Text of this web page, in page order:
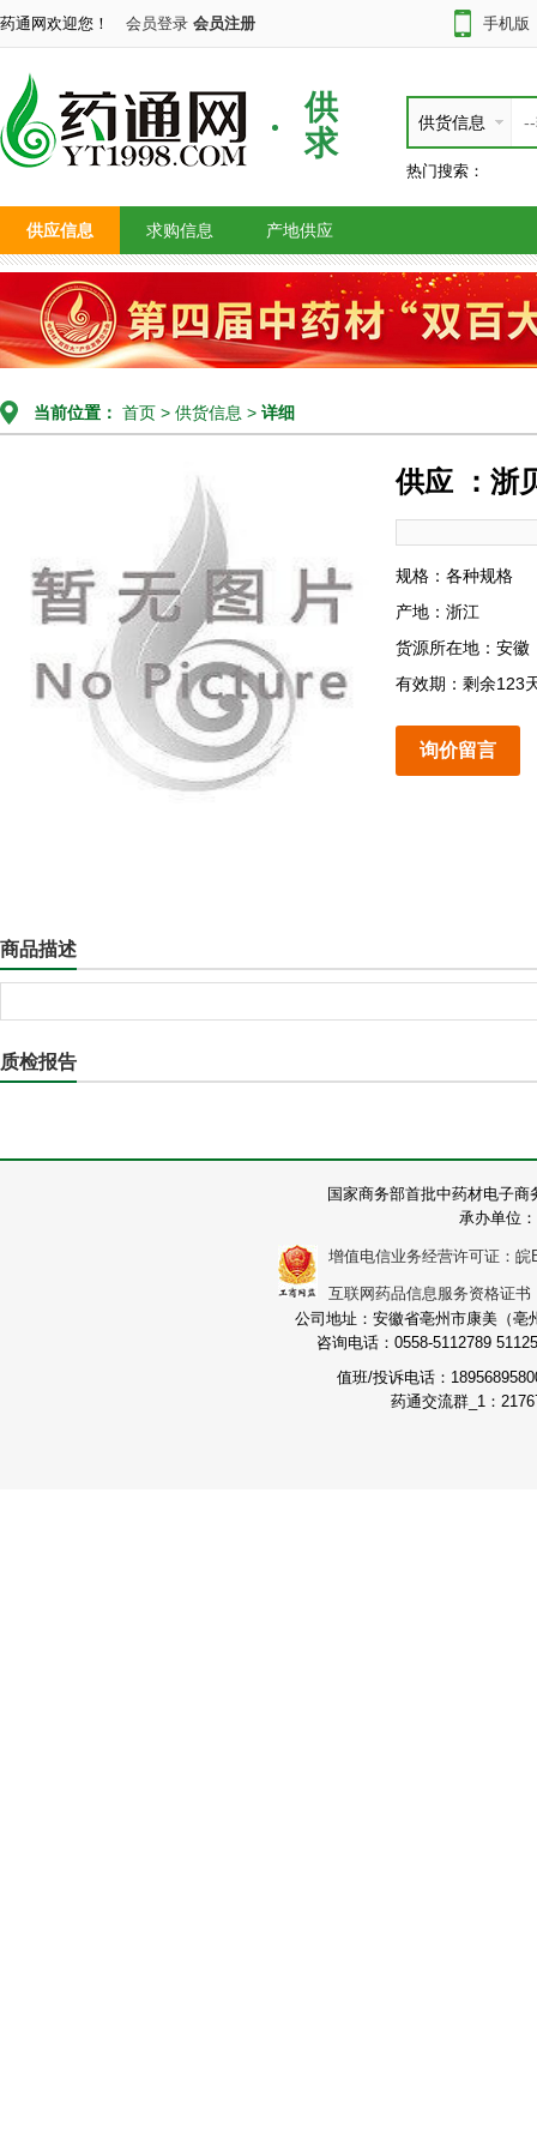
药通网欢迎您！ 会员登录 会员注册 手机版
供
求
供货信息
热门搜索：
供应信息 求购信息 产地供应
当前位置： 首页 > 供货信息 > 详细
供应 ：浙
规格：各种规格
产地：浙江
货源所在地：安徽
有效期：剩余123
询价留言
商品描述
质检报告
国家商务部首批中药材电子
承办单位
增值电信业务经营许可证：皖
互联网药品信息服务资格证
公司地址：安徽省亳州市康美（
咨询电话：0558-5112789
值班/投诉电话：
药通交流群_1：